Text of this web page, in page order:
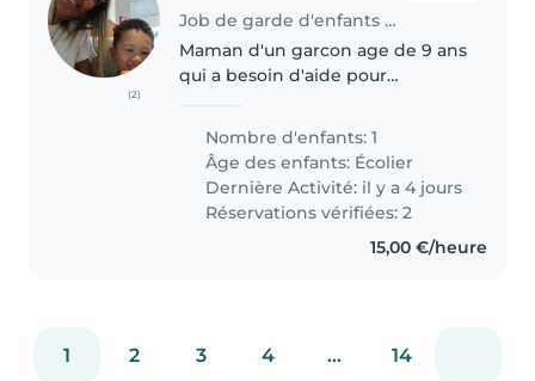
(2)
Job de garde d'enfants à Luxembourg
Maman d'un garcon age de 9 ans
qui a besoin d'aide pour
activites extra scolaires. Besoin
les mardi et jeudi a partir de 16h.
Mum of a 9 years old boy
looking..
Nombre d'enfants: 1
Âge des enfants: Écolier
Dernière Activité: il y a 4 jours
Réservations vérifiées: 2
15,00 €/heure
1 2 3 4 ... 14